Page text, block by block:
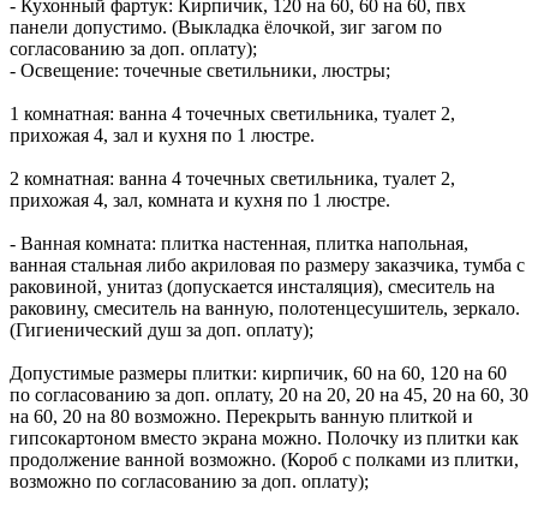
- Кухонный фартук: Кирпичик, 120 на 60, 60 на 60, пвх
панели допустимо. (Выкладка ёлочкой, зиг загом по
согласованию за доп. оплату);
- Освещение: точечные светильники, люстры;
1 комнатная: ванна 4 точечных светильника, туалет 2,
прихожая 4, зал и кухня по 1 люстре.
2 комнатная: ванна 4 точечных светильника, туалет 2,
прихожая 4, зал, комната и кухня по 1 люстре.
- Ванная комната: плитка настенная, плитка напольная,
ванная стальная либо акриловая по размеру заказчика, тумба с
раковиной, унитаз (допускается инсталяция), смеситель на
раковину, смеситель на ванную, полотенцесушитель, зеркало.
(Гигиенический душ за доп. оплату);
Допустимые размеры плитки: кирпичик, 60 на 60, 120 на 60
по согласованию за доп. оплату, 20 на 20, 20 на 45, 20 на 60, 30
на 60, 20 на 80 возможно. Перекрыть ванную плиткой и
гипсокартоном вместо экрана можно. Полочку из плитки как
продолжение ванной возможно. (Короб с полками из плитки,
возможно по согласованию за доп. оплату);